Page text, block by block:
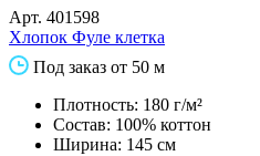
Арт. 401598
Хлопок Фуле клетка
Под заказ от 50 м
Плотность: 180 г/м²
Состав: 100% коттон
Ширина: 145 см